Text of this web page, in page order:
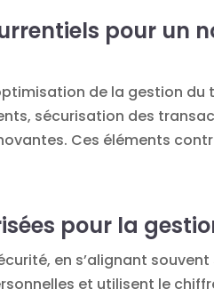
pour un
de la gestion
sécurisation des
Ces éléments
pour la
en s’alignant
et utilisent le